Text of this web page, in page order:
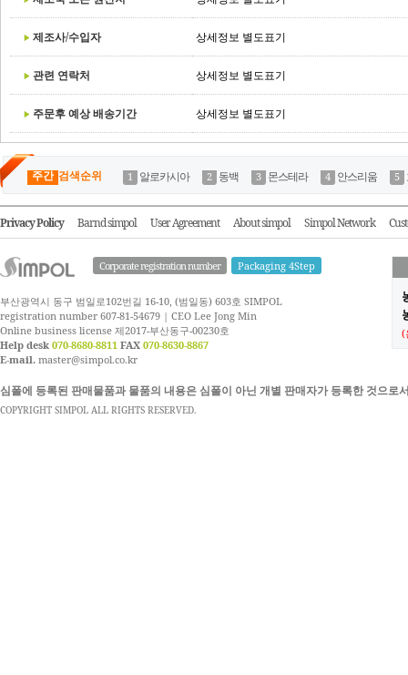
제조사/수입자 상세정보 별도표기
관련 연락처 상세정보 별도표기
주문후 예상 배송기간 상세정보 별도표기
주간 검색순위 알로카시아 동백 몬스테라 안스리움
Privacy Policy Barnd simpol User Agreement About simpol Simpol Network
Corporate registration number Packaging 4Step
부산광역시 동구 범일로102번길 16-10, (범일동) 603호 SIMPOL
registration number 607-81-54679 | CEO Lee Jong Min
Online business license 제2017-부산동구-00230호
Help desk 070-8680-8811 FAX 070-8630-8867
E-mail. master@simpol.co.kr
(
심폴에 등록된 판매물품과 물품의 내용은 심폴이 아닌 개별 판매자가 등록한 것으
COPYRIGHT SIMPOL ALL RIGHTS RESERVED.